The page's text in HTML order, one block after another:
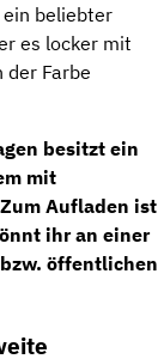
beliebter
es locker mit
der Farbe
besitzt ein
mit
Aufladen ist
ihr an einer
öffentlichen